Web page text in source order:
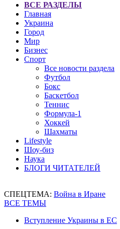
ВСЕ РАЗДЕЛЫ
Главная
Украина
Город
Мир
Бизнес
Спорт
Все новости раздела
Футбол
Бокс
Баскетбол
Теннис
Формула-1
Хоккей
Шахматы
Lifestyle
Шоу-биз
Наука
БЛОГИ ЧИТАТЕЛЕЙ
СПЕЦТЕМА: Война в Иране
ВСЕ ТЕМЫ
Вступление Украины в ЕС